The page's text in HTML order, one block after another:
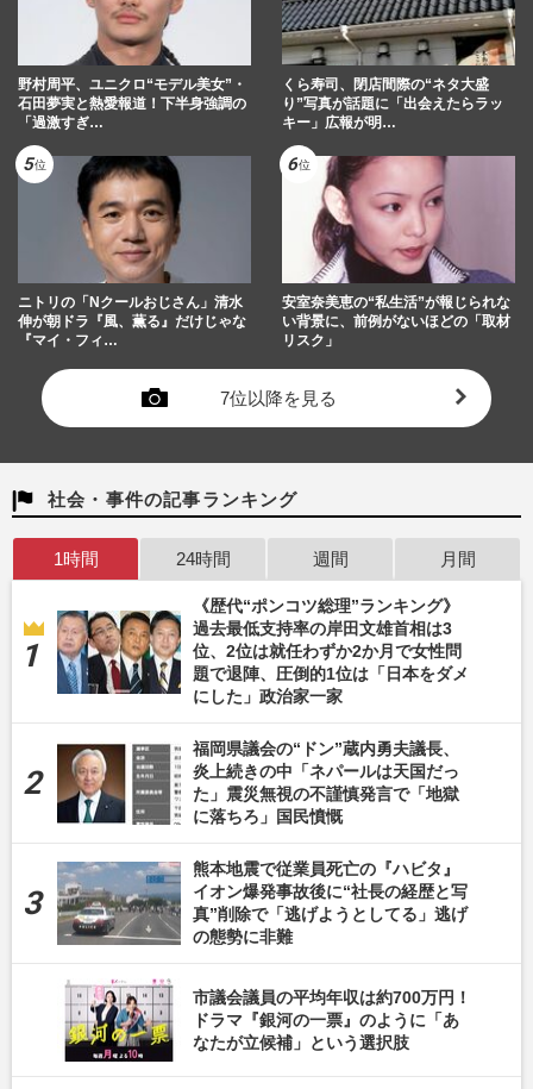
野村周平、ユニクロ“モデル美女”・
石田夢実と熱愛報道！下半身強調の
「過激すぎ…
くら寿司、閉店間際の“ネタ大盛
り”写真が話題に「出会えたらラッ
キー」広報が明…
ニトリの「Nクールおじさん」清水
伸が朝ドラ『風、薫る』だけじゃな
『マイ・フィ…
安室奈美恵の“私生活”が報じられな
い背景に、前例がないほどの「取材
リスク」
7位以降を見る
社会・事件の記事ランキング
1時間 24時間 週間 月間
《歴代“ポンコツ総理”ランキング》
過去最低支持率の岸田文雄首相は3
位、2位は就任わずか2か月で女性問
題で退陣、圧倒的1位は「日本をダメ
にした」政治家一家
福岡県議会の“ドン”蔵内勇夫議長、
炎上続きの中「ネパールは天国だっ
た」震災無視の不謹慎発言で「地獄
に落ちろ」国民憤慨
熊本地震で従業員死亡の『ハビタ』
イオン爆発事故後に“社長の経歴と写
真”削除で「逃げようとしてる」逃げ
の態勢に非難
市議会議員の平均年収は約700万円！
ドラマ『銀河の一票』のように「あ
なたが立候補」という選択肢